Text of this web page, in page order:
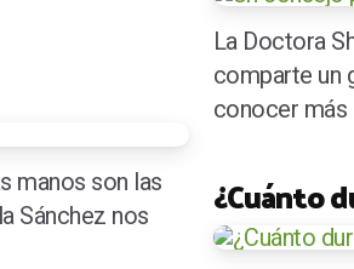
La Doctora
comparte un
conocer más
manos son las
Sánchez nos
¿Cuánto